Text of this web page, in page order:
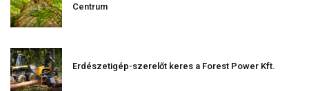
Centrum
Erdészetigép-szerelőt keres a Forest Power Kft.